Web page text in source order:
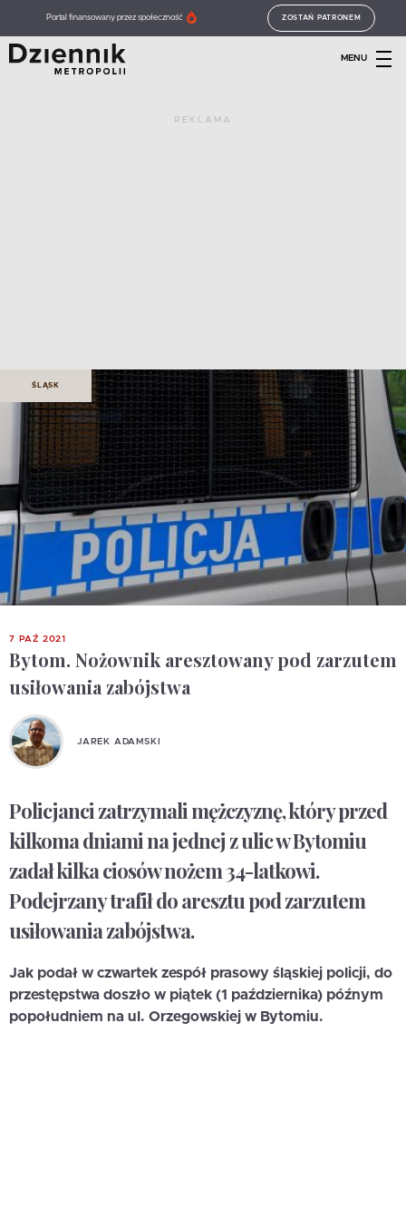
Portal finansowany przez społeczność ZOSTAŃ PATRONEM
MENU
REKLAMA
ŚLĄSK
7 PAŹ 2021
Bytom. Nożownik aresztowany pod zarzutem
usiłowania zabójstwa
JAREK ADAMSKI
Policjanci zatrzymali mężczyznę, który przed
kilkoma dniami na jednej z ulic w Bytomiu
zadał kilka ciosów nożem 34-latkowi.
Podejrzany trafił do aresztu pod zarzutem
usiłowania zabójstwa.
Jak podał w czwartek zespół prasowy śląskiej policji, do
przestępstwa doszło w piątek (1 października) późnym
popołudniem na ul. Orzegowskiej w Bytomiu.